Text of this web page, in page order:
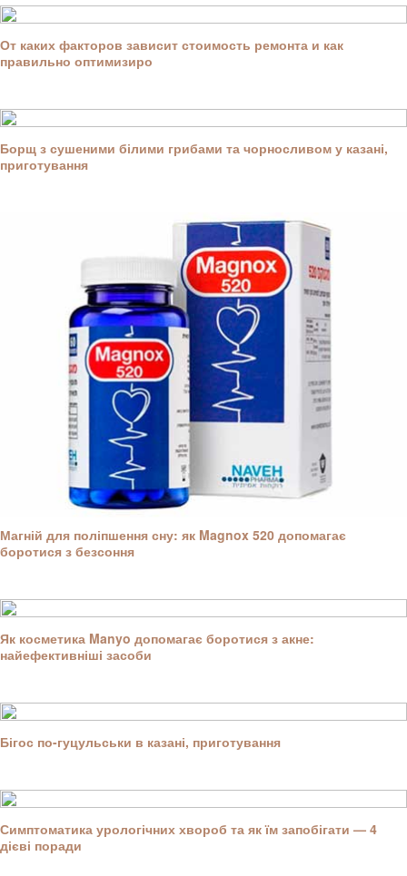
От каких факторов зависит стоимость ремонта и как
правильно оптимизиро
Борщ з сушеними білими грибами та чорносливом у казані,
приготування
Магній для поліпшення сну: як Magnox 520 допомагає
боротися з безсоння
Як косметика Manyo допомагає боротися з акне:
найефективніші засоби
Бігос по-гуцульськи в казані, приготування
Симптоматика урологічних хвороб та як їм запобігати — 4
дієві поради